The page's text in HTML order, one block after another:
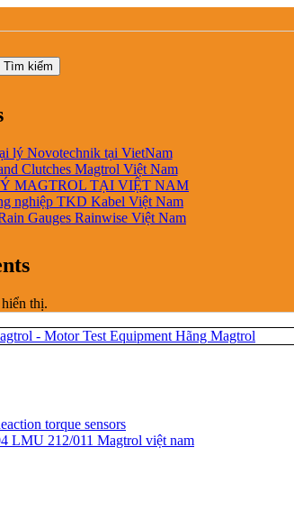
Tìm kiếm
lý Novotechnik tại VietNam
Clutches Magtrol Việt Nam
MAGTROL TẠI VIỆT NAM
nghiệp TKD Kabel Việt Nam
Gauges Rainwise Việt Nam
thị.